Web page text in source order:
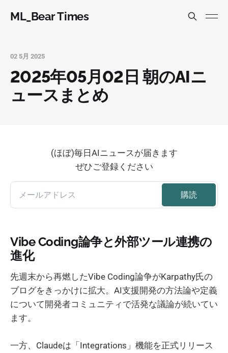
ML_Bear Times
02 5月 2025
2025年05月02日 朝のAIニ
ュースまとめ
(ほぼ)毎日AIニュースが届きます
ぜひご登録ください
Vibe Coding論争と外部ツール連携の
進化
先週末から再燃したVibe Coding論争がKarpathy氏の
ブログをきっかけに拡大。AI支援開発の方法論や定義
について開発者コミュニティで活発な議論が続いてい
ます。
一方、Claudeは「Integrations」機能を正式リリース